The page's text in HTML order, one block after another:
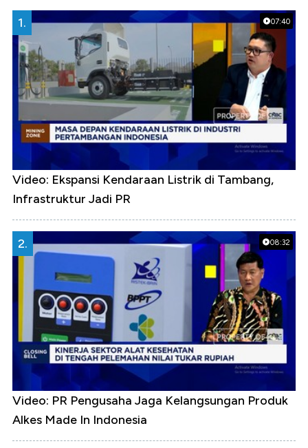
07:40
1.
Video: Ekspansi Kendaraan Listrik di Tambang,
Infrastruktur Jadi PR
08:32
2.
Video: PR Pengusaha Jaga Kelangsungan Produk
Alkes Made In Indonesia